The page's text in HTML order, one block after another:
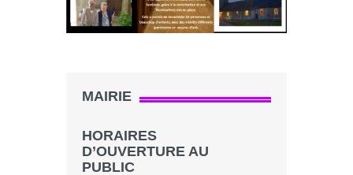
MAIRIE
HORAIRES
D’OUVERTURE AU
PUBLIC